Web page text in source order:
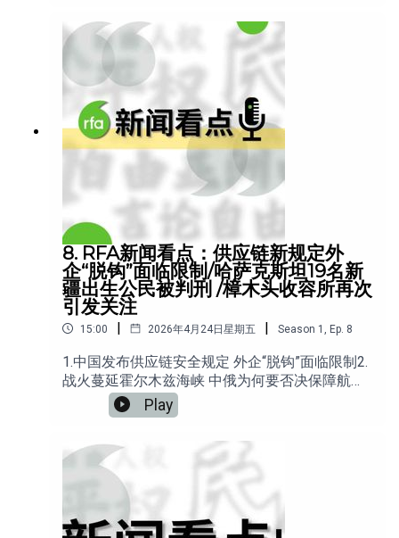
平洗脑” 6. 嘲讽女性处境被禁言 婚育观有言论空
8. RFA新闻看点：供应链新规定外
企“脱钩”面临限制/哈萨克斯坦19名新
疆出生公民被判刑 /樟木头收容所再次
引发关注
15:00 | 2026年4月24日星期五 | Season 1 Ep. 8
1.中国发布供应链安全规定 外企“脱钩”面临限制2.
战火蔓延霍尔木兹海峡 中俄为何要否决保障航行
安全的提议3. 批评中国政策 哈萨克斯坦19名新疆
出生公民被判刑4.人权观察报告指北京加压天主教
相为何？
Play